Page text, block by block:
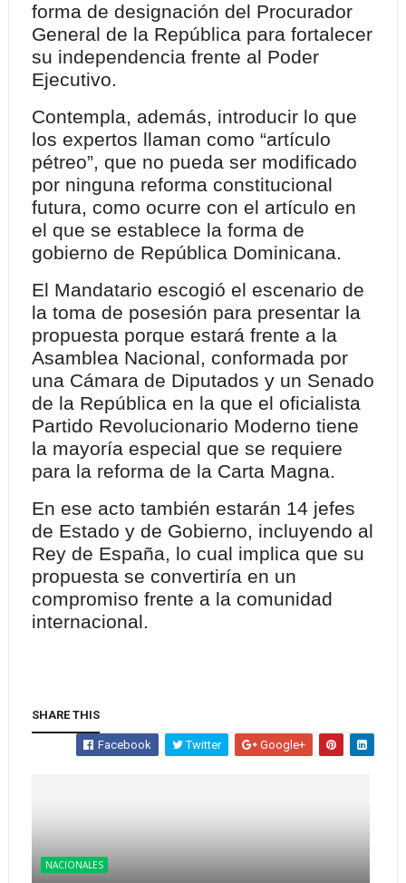
forma de designación del Procurador
General de la República para fortalecer
su independencia frente al Poder
Ejecutivo.
Contempla, además, introducir lo que
los expertos llaman como “artículo
pétreo”, que no pueda ser modificado
por ninguna reforma constitucional
futura, como ocurre con el artículo en
el que se establece la forma de
gobierno de República Dominicana.
El Mandatario escogió el escenario de
la toma de posesión para presentar la
propuesta porque estará frente a la
Asamblea Nacional, conformada por
una Cámara de Diputados y un Senado
de la República en la que el oficialista
Partido Revolucionario Moderno tiene
la mayoría especial que se requiere
para la reforma de la Carta Magna.
En ese acto también estarán 14 jefes
de Estado y de Gobierno, incluyendo al
Rey de España, lo cual implica que su
propuesta se convertiría en un
compromiso frente a la comunidad
internacional.
SHARE THIS
Facebook Twitter Google+
NACIONALES